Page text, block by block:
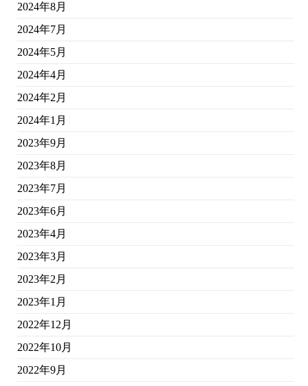
2024年8月
2024年7月
2024年5月
2024年4月
2024年2月
2024年1月
2023年9月
2023年8月
2023年7月
2023年6月
2023年4月
2023年3月
2023年2月
2023年1月
2022年12月
2022年10月
2022年9月